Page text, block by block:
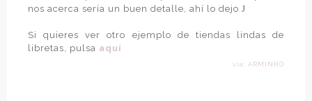
nos acerca sería un buen detalle, ahí lo dejo J
Si quieres ver otro ejemplo de tiendas lindas de
libretas, pulsa aquí
vía: ARMINHO